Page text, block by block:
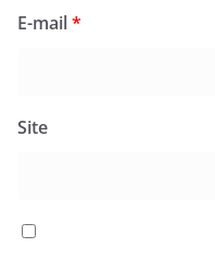
E-mail*
Site